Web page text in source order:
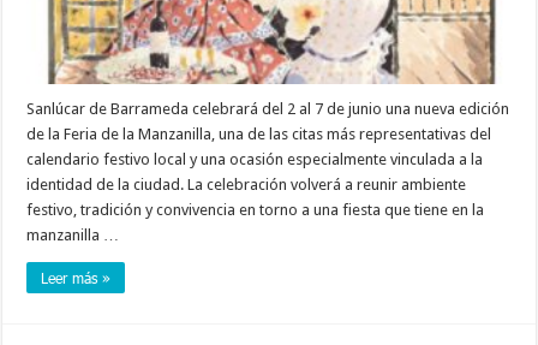
Sanlúcar de Barrameda celebrará del 2 al 7 de junio una nueva edición
de la Feria de la Manzanilla, una de las citas más representativas del
calendario festivo local y una ocasión especialmente vinculada a la
identidad de la ciudad. La celebración volverá a reunir ambiente
festivo, tradición y convivencia en torno a una fiesta que tiene en la
manzanilla …
Leer más »